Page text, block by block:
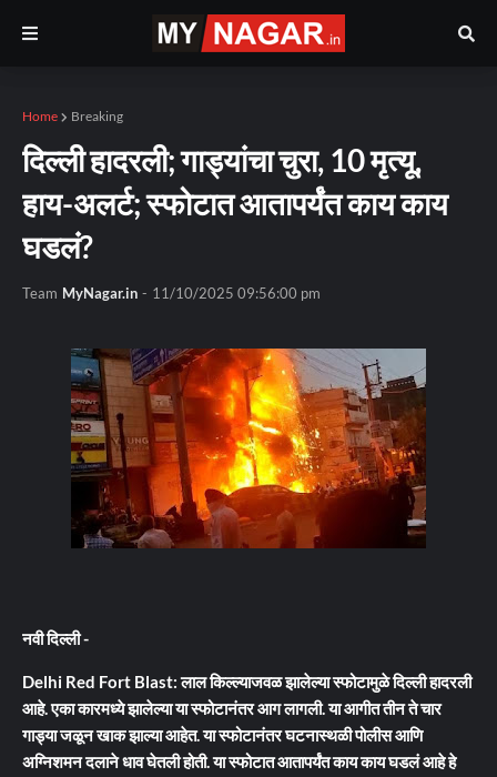
Home Breaking
दिल्ली हादरली; गाड्यांचा चुरा, 10 मृत्यू,
हाय-अलर्ट; स्फोटात आतापर्यंत काय काय
घडलं?
Team MyNagar.in - 11/10/2025 09:56:00 pm
नवी दिल्ली -
Delhi Red Fort Blast: लाल किल्ल्याजवळ झालेल्या स्फोटामुळे दिल्ली हादरली
आहे. एका कारमध्ये झालेल्या या स्फोटानंतर आग लागली. या आगीत तीन ते चार
गाड्या जळून खाक झाल्या आहेत. या स्फोटानंतर घटनास्थळी पोलीस आणि
अग्निशमन दलाने धाव घेतली होती. या स्फोटात आतापर्यंत काय काय घडलं आहे हे